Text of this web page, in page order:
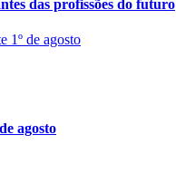
das profissões do futuro
agosto